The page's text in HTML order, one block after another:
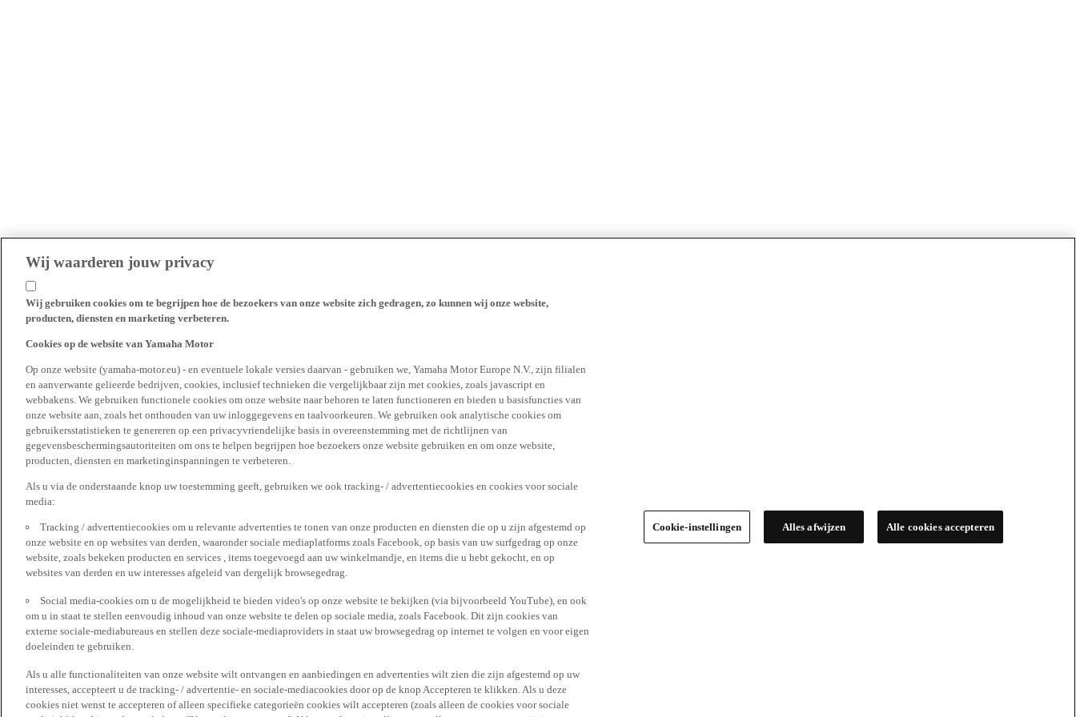
Wij waarderen jouw privacy
Wij gebruiken cookies om te begrijpen hoe de bezoekers van onze website zich gedragen, zo kunnen wij onze website,
producten, diensten en marketing verbeteren.
Cookies op de website van Yamaha Motor
Op onze website (yamaha-motor.eu) - en eventuele lokale versies daarvan - gebruiken we, Yamaha Motor Europe N.V., zijn filialen
en aanverwante gelieerde bedrijven, cookies, inclusief technieken die vergelijkbaar zijn met cookies, zoals javascript en
webbakens. We gebruiken functionele cookies om onze website naar behoren te laten functioneren en bieden u basisfuncties van
onze website aan, zoals het onthouden van uw inloggegevens en taalvoorkeuren. We gebruiken ook analytische cookies om
gebruikersstatistieken te genereren op een privacyvriendelijke basis in overeenstemming met de richtlijnen van
gegevensbeschermingsautoriteiten om ons te helpen begrijpen hoe bezoekers onze website gebruiken en om onze website,
producten, diensten en marketinginspanningen te verbeteren.
Als u via de onderstaande knop uw toestemming geeft, gebruiken we ook tracking- / advertentiecookies en cookies voor sociale
media:
Tracking / advertentiecookies om u relevante advertenties te tonen van onze producten en diensten die op u zijn afgestemd op
onze website en op websites van derden, waaronder sociale mediaplatforms zoals Facebook, op basis van uw surfgedrag op onze
website, zoals bekeken producten en services , items toegevoegd aan uw winkelmandje, en items die u hebt gekocht, en op
websites van derden en uw interesses afgeleid van dergelijk browsegedrag.
Social media-cookies om u de mogelijkheid te bieden video's op onze website te bekijken (via bijvoorbeeld YouTube), en ook
om u in staat te stellen eenvoudig inhoud van onze website te delen op sociale media, zoals Facebook. Dit zijn cookies van
externe sociale-mediabureaus en stellen deze sociale-mediaproviders in staat uw browsegedrag op internet te volgen en voor eigen
doeleinden te gebruiken.
Als u alle functionaliteiten van onze website wilt ontvangen en aanbiedingen en advertenties wilt zien die zijn afgestemd op uw
interesses, accepteert u de tracking- / advertentie- en sociale-mediacookies door op de knop Accepteren te klikken. Als u deze
cookies niet wenst te accepteren of alleen specifieke categorieën cookies wilt accepteren (zoals alleen de cookies voor sociale
Cookie-instellingen Alles afwijzen Alle cookies accepteren